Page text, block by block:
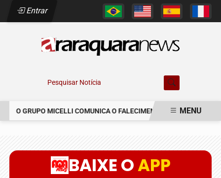
Entrar
Pesquisar Notícia
O GRUPO MICELLI COMUNICA O FALECIMENTO DO SR. MARCELO
MENU
BAIXE OAPP